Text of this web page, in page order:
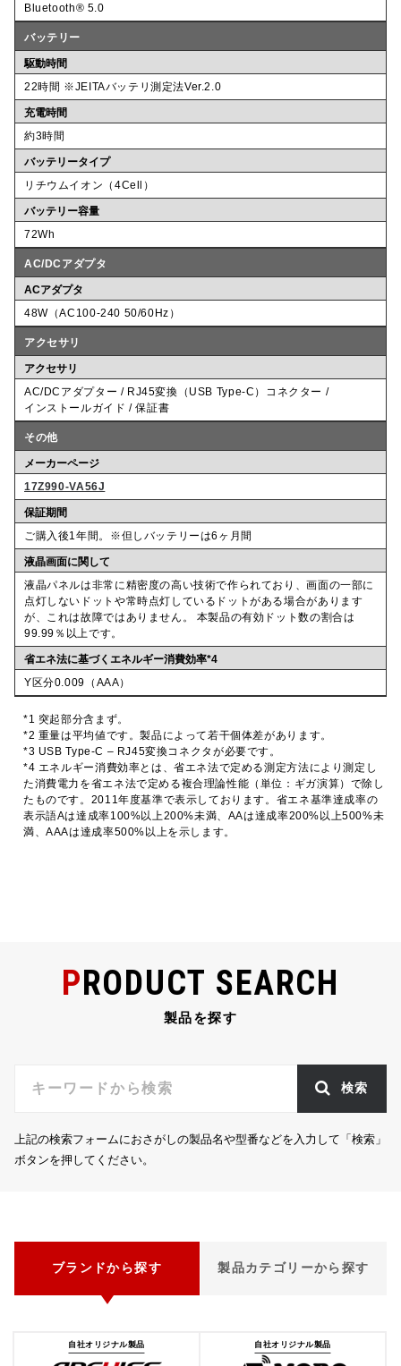
Bluetooth® 5.0
バッテリー
駆動時間
22時間 ※JEITAバッテリ測定法Ver.2.0
充電時間
約3時間
バッテリータイプ
リチウムイオン（4Cell）
バッテリー容量
72Wh
AC/DCアダプタ
ACアダプタ
48W（AC100-240 50/60Hz）
アクセサリ
アクセサリ
AC/DCアダプター / RJ45変換（USB Type-C）コネクター /
インストールガイド / 保証書
その他
メーカーページ
17Z990-VA56J
保証期間
ご購入後1年間。※但しバッテリーは6ヶ月間
液晶画面に関して
液晶パネルは非常に精密度の高い技術で作られており、画面の一部に
点灯しないドットや常時点灯しているドットがある場合があります
が、これは故障ではありません。 本製品の有効ドット数の割合は
99.99％以上です。
省エネ法に基づくエネルギー消費効率*4
Y区分0.009（AAA）
*1 突起部分含まず。
*2 重量は平均値です。製品によって若干個体差があります。
*3 USB Type-C – RJ45変換コネクタが必要です。
*4 エネルギー消費効率とは、省エネ法で定める測定方法により測定し
た消費電力を省エネ法で定める複合理論性能（単位：ギガ演算）で除し
たものです。2011年度基準で表示しております。省エネ基準達成率の
表示語Aは達成率100%以上200%未満、AAは達成率200%以上500%未
満、AAAは達成率500%以上を示します。
PRODUCT SEARCH
製品を探す
検索
上記の検索フォームにおさがしの製品名や型番などを入力して「検索」
ボタンを押してください。
ブランドから探す 製品カテゴリーから探す
自社オリジナル製品 自社オリジナル製品